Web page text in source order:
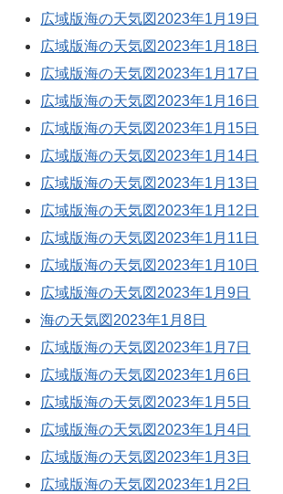
広域版海の天気図2023年1月19日
広域版海の天気図2023年1月18日
広域版海の天気図2023年1月17日
広域版海の天気図2023年1月16日
広域版海の天気図2023年1月15日
広域版海の天気図2023年1月14日
広域版海の天気図2023年1月13日
広域版海の天気図2023年1月12日
広域版海の天気図2023年1月11日
広域版海の天気図2023年1月10日
広域版海の天気図2023年1月9日
海の天気図2023年1月8日
広域版海の天気図2023年1月7日
広域版海の天気図2023年1月6日
広域版海の天気図2023年1月5日
広域版海の天気図2023年1月4日
広域版海の天気図2023年1月3日
広域版海の天気図2023年1月2日